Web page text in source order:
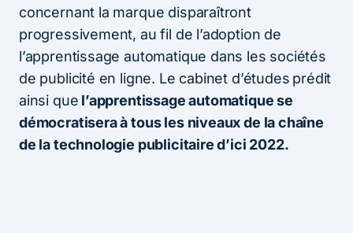
concernant la marque disparaîtront
progressivement, au fil de l’adoption de
l’apprentissage automatique dans les sociétés
de publicité en ligne. Le cabinet d’études prédit
ainsi que l’apprentissage automatique se
démocratisera à tous les niveaux de la chaîne
de la technologie publicitaire d’ici 2022.